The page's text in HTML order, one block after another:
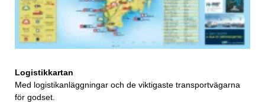
Logistikkartan
Med logistikanläggningar och de viktigaste transportvägarna
för godset.